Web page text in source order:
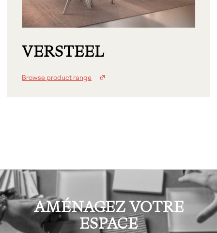
VERSTEEL
Browse product range
AMÉNAGEZ VOTRE
ESPACE